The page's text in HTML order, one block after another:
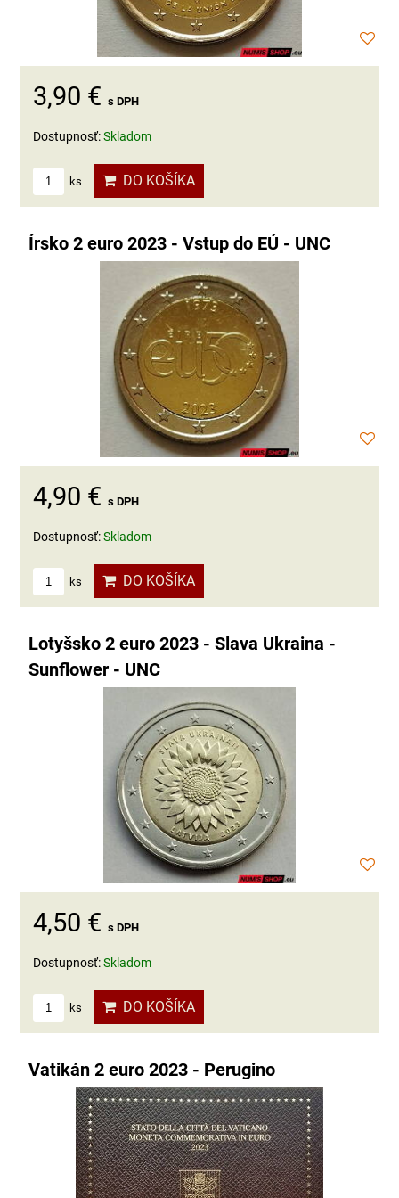
3,90 € s DPH
Dostupnosť:Skladom
ks DO KOŠÍKA
Írsko 2 euro 2023 - Vstup do EÚ - UNC
4,90 € s DPH
Dostupnosť:Skladom
ks DO KOŠÍKA
Lotyšsko 2 euro 2023 - Slava Ukraina -
Sunflower - UNC
4,50 € s DPH
Dostupnosť:Skladom
ks DO KOŠÍKA
Vatikán 2 euro 2023 - Perugino